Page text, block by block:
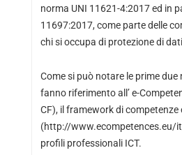
norma UNI 11621-4:2017 ed in
11697:2017, come parte delle
chi si occupa di protezione di
Come si può notare le prime
fanno riferimento all’ e-
CF), il framework di competenze
(http://www.ecompetences.eu/
profili professionali ICT.